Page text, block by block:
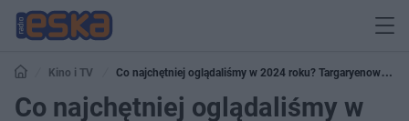
Kino i TV
Co najchętniej oglądaliśmy w 2024 roku? Targaryenowie
lepsi niż Igrzyska Olimpijskie
Co najchętniej oglądaliśmy w